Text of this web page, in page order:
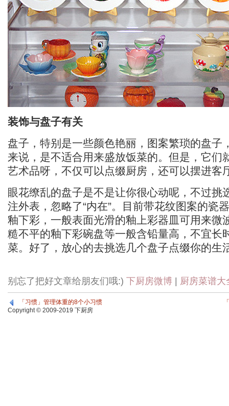
装饰与盘子有关
盘子，特别是一些颜色艳丽，图案繁琐的盘子
来说，是不适合用来盛放饭菜的。但是，它们
艺术品呀，不仅可以点缀厨房，还可以摆进客
眼花缭乱的盘子是不是让你很心动呢，不过挑
注外表，忽略了“内在”。目前带花纹图案的瓷
釉下彩，一般表面光滑的釉上彩器皿可用来微
糙不平的釉下彩碗盘等一般含铅量高，不宜长
菜。好了，放心的去挑选几个盘子点缀你的生
别忘了把好文章给朋友们哦:) 下厨房微博 厨房菜谱大
「习惯」管理体重的8个小习惯
Copyright © 2009-2019 下厨房